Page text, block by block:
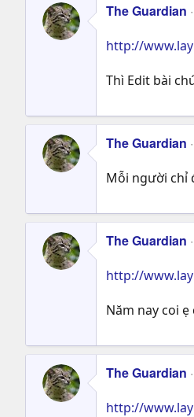
The Guardian
http://
Thì Edit bài
The Guardian
Mỗi người chỉ
The Guardian
http://
Năm nay coi
The Guardian
http://